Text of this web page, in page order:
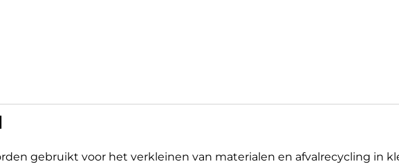
gebruikt voor het verkleinen van materialen en afvalrecycling in